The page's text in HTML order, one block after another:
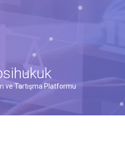
ve Tartışma Platformu